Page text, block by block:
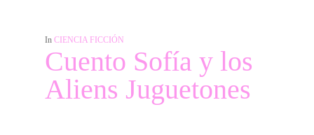
In CIENCIA FICCIÓN
Cuento Sofía y los
Aliens Juguetones